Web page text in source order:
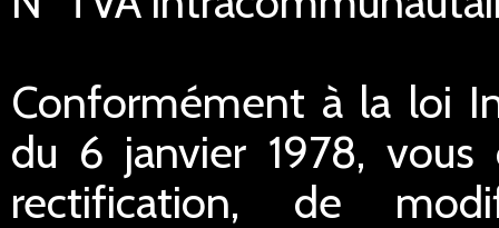
Conformément à la loi
du 6 janvier 1978,
rectification, de